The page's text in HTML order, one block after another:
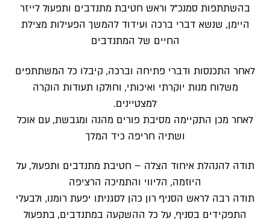
בהשתתפות סמנכ”ל וראש חטיבת מתנדבים ותפעול לייזר
היימן, שנשא דברי ברכה ועידוד להמשך הפעילות מצילת
החיים של המתנדבים
לאחר התכנסות ודברי פתיחה וברכה, קיבלו כל המשתתפים
משלוח מנות יוקרתי ואיכותי, וחולקו תעודות הוקרה
למצטיינים.
לאחר מכן התקיימה מסיבת פורים מהנה ומגבשת, עם אוכל
ושתיה חריפה כיד המלך
תודה להנהלת איחוד הצלה – חטיבת מתנדבים ותפעול, על
היוזמה, הליווי והתמיכה הרציפה
תודה רבה לראש הסניף רון כהן לסגניתו יפעת רומנו, ולבעלי
התפקידים בסניף, על כל ההשקעה במתנדבים, בתפעול